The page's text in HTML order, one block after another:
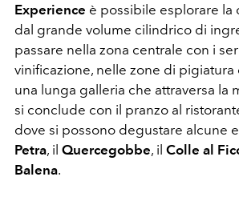
Experience è possibile esplorare la
dal grande volume cilindrico di
passare nella zona centrale con i
vinificazione, nelle zone di pigiatura
una lunga galleria che attraversa la
si conclude con il pranzo al
dove si possono degustare alcune
Petra, il Quercegobbe, il Colle al
Balena.